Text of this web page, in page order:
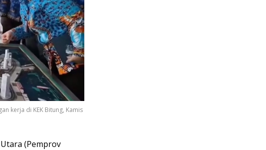
kerja di KEK Bitung, Kamis
(Pemprov